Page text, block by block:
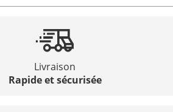
Livraison
Rapide et sécurisée